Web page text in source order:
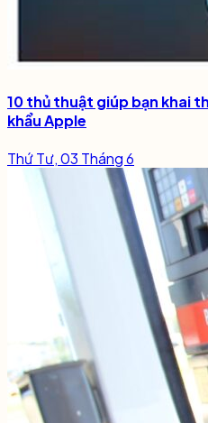
10 thủ thuật giúp bạn khai
khẩu Apple
Thứ Tư, 03 Tháng 6